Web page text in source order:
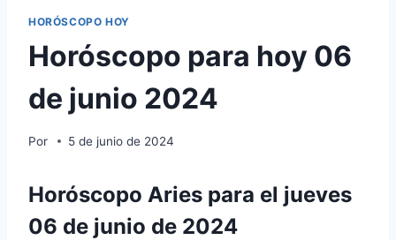
HORÓSCOPO HOY
Horóscopo para hoy 06
de junio 2024
Por 5 de junio de 2024
Horóscopo Aries para el jueves
06 de junio de 2024